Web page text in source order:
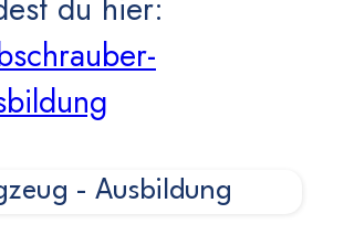
- Ausbildung